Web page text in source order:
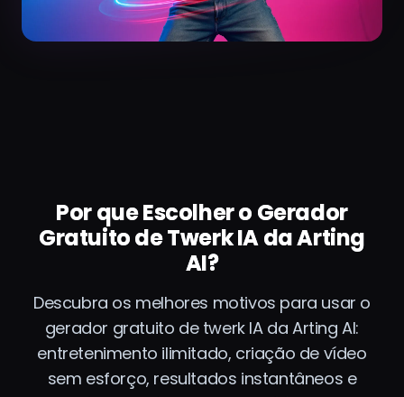
Por que Escolher o Gerador
Gratuito de Twerk IA da Arting
AI?
Descubra os melhores motivos para usar o
gerador gratuito de twerk IA da Arting AI:
entretenimento ilimitado, criação de vídeo
sem esforço, resultados instantâneos e